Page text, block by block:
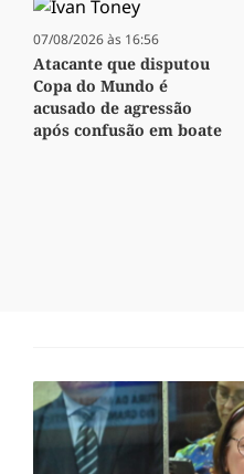
07/08/2026 às 16:56
Atacante que disputou
Copa do Mundo é
acusado de agressão
após confusão em boate